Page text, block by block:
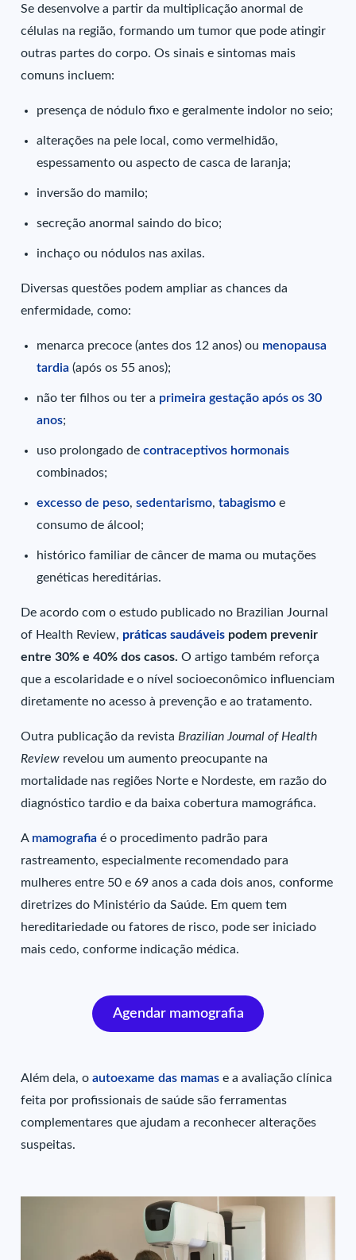
Se desenvolve a partir da multiplicação anormal de
células na região, formando um tumor que pode atingir
outras partes do corpo. Os sinais e sintomas mais
comuns incluem:
presença de nódulo fixo e geralmente indolor no seio;
alterações na pele local, como vermelhidão,
espessamento ou aspecto de casca de laranja;
inversão do mamilo;
secreção anormal saindo do bico;
inchaço ou nódulos nas axilas.
Diversas questões podem ampliar as chances da
enfermidade, como:
menarca precoce (antes dos 12 anos) ou menopausa
tardia(após os 55 anos);
não ter filhos ou ter a primeira gestação após os 30
anos;
uso prolongado decontraceptivos hormonais
combinados;
excesso de peso,sedentarismo,tabagismoe
consumo de álcool;
histórico familiar de câncer de mama ou mutações
genéticas hereditárias.
De acordo com o estudo publicado no Brazilian Journal
of Health Review, práticas saudáveis podem prevenir
entre 30% e 40% dos casos. O artigo também reforça
que a escolaridade e o nível socioeconômico influenciam
diretamente no acesso à prevenção e ao tratamento.
Outra publicação da revista Brazilian Journal of Health
Review revelou um aumento preocupante na
mortalidade nas regiões Norte e Nordeste, em razão do
diagnóstico tardio e da baixa cobertura mamográfica.
A mamografiaé o procedimento padrão para
rastreamento, especialmente recomendado para
mulheres entre 50 e 69 anos a cada dois anos, conforme
diretrizes do Ministério da Saúde. Em quem tem
hereditariedade ou fatores de risco, pode ser iniciado
mais cedo, conforme indicação médica.
Agendar mamografia
Além dela, oautoexame das mamas e a avaliação clínica
feita por profissionais de saúde são ferramentas
complementares que ajudam a reconhecer alterações
suspeitas.